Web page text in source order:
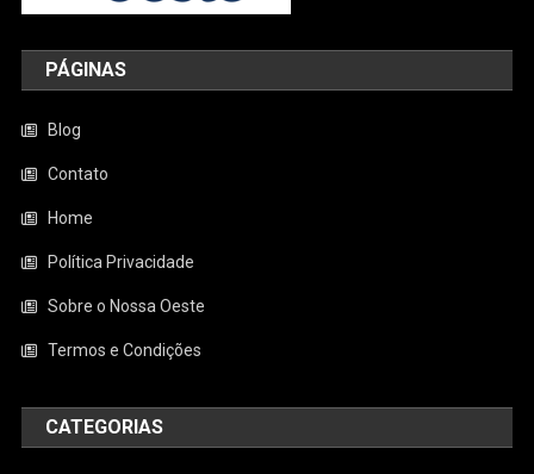
PÁGINAS
Blog
Contato
Home
Política Privacidade
Sobre o Nossa Oeste
Termos e Condições
CATEGORIAS